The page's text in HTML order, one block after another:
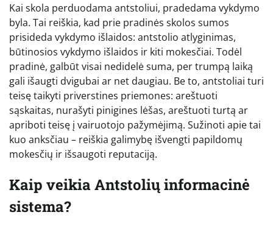
Kai skola perduodama antstoliui, pradedama vykdymo
byla. Tai reiškia, kad prie pradinės skolos sumos
prisideda vykdymo išlaidos: antstolio atlyginimas,
būtinosios vykdymo išlaidos ir kiti mokesčiai. Todėl
pradinė, galbūt visai nedidelė suma, per trumpą laiką
gali išaugti dvigubai ar net daugiau. Be to, antstoliai turi
teisę taikyti priverstines priemones: areštuoti
sąskaitas, nurašyti pinigines lėšas, areštuoti turtą ar
apriboti teisę į vairuotojo pažymėjimą. Sužinoti apie tai
kuo anksčiau – reiškia galimybę išvengti papildomų
mokesčių ir išsaugoti reputaciją.
Kaip veikia Antstolių informacinė
sistema?